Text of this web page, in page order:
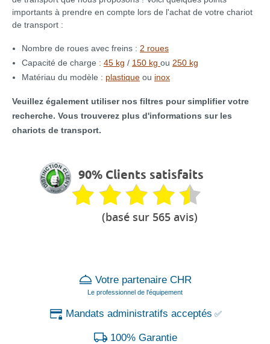
importants à prendre en compte lors de l'achat de votre chariot
de transport :
Nombre de roues avec freins : 2 roues
Capacité de charge : 45 kg / 150 kg ou 250 kg
Matériau du modèle : plastique ou inox
Veuillez également utiliser nos filtres pour simplifier votre
recherche. Vous trouverez plus d'informations sur les
chariots de transport.
90% Clients satisfaits
(basé sur 565 avis)
Votre partenaire CHR
Le professionnel de l'équipement
Mandats administratifs acceptés ✅
100% Garantie